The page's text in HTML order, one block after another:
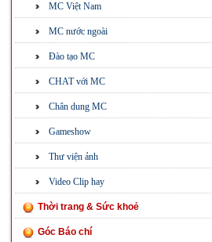
MC Việt Nam
MC nước ngoài
Đào tạo MC
CHAT với MC
Chân dung MC
Gameshow
Thư viện ảnh
Video Clip hay
Thời trang & Sức khoẻ
Góc Báo chí